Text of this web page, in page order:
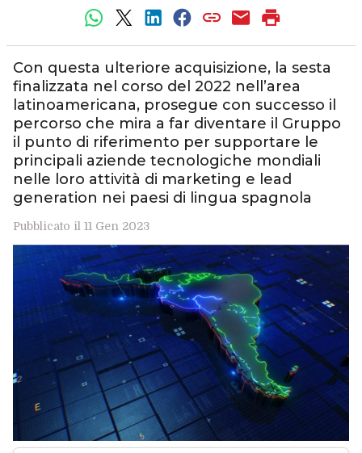
Con questa ulteriore acquisizione, la sesta
finalizzata nel corso del 2022 nell’area
latinoamericana, prosegue con successo il
percorso che mira a far diventare il Gruppo
il punto di riferimento per supportare le
principali aziende tecnologiche mondiali
nelle loro attività di marketing e lead
generation nei paesi di lingua spagnola
Pubblicato il 11 Gen 2023